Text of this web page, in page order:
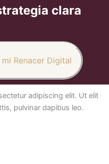
clara
Renacer Digital
adipiscing elit. Ut elit
pulvinar dapibus leo.